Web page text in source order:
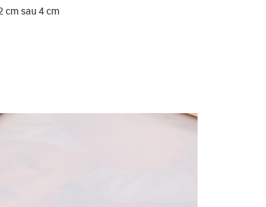
cm sau 4 cm